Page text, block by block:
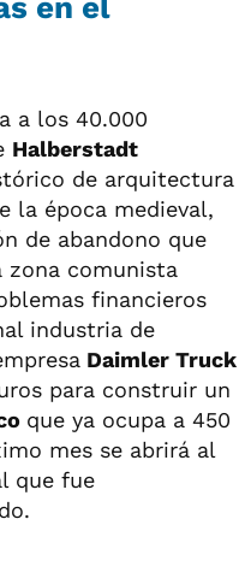
en el
a los 40.000
Halberstadt
de arquitectura
la época medieval,
de abandono que
zona comunista
financieros
industria de
Daimler Truck
para construir un
que ya ocupa a 450
mes se abrirá al
que fue